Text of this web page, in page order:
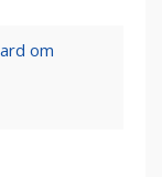
om